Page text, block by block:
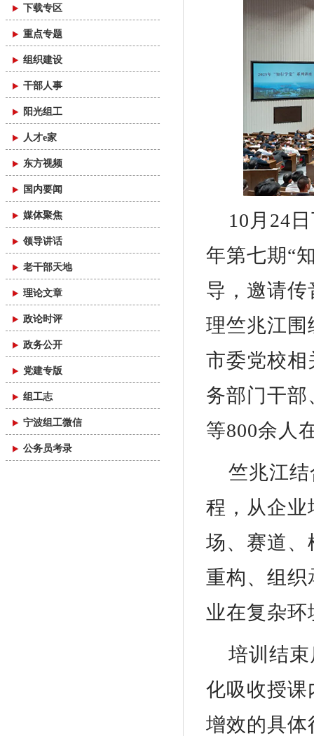
下载专区
重点专题
组织建设
干部人事
阳光组工
人才e家
东方视频
国内要闻
媒体聚焦
领导讲话
老干部天地
理论文章
政论时评
政务公开
党建专版
组工志
宁波组工微信
公务员考录
10月24
年第七期“
导，邀请
理竺兆江围
市委党校相
务部门干
等800余人
竺兆江
程，从企业
场、赛道、
重构、组织
业在复杂
培训结
化吸收授课
增效的具体